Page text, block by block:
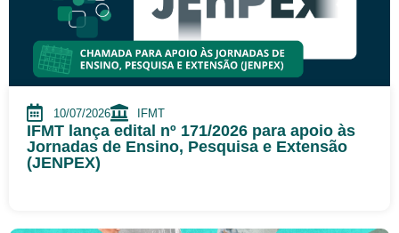
10/07/2026 IFMT
IFMT lança edital nº 171/2026 para apoio às
Jornadas de Ensino, Pesquisa e Extensão
(JENPEX)